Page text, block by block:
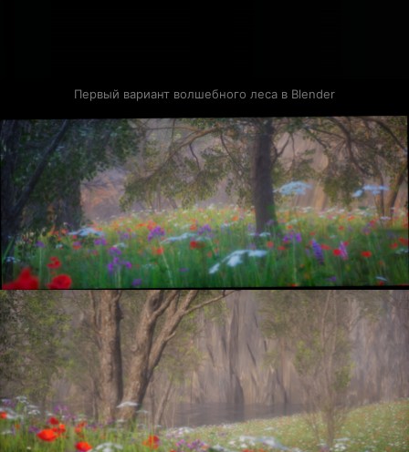
Первый вариант волшебного леса в Blender